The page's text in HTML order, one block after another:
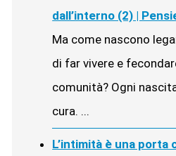
dall’interno (2) |
Ma come nascono
di far vivere e
comunità? Ogni
cura. ...
L’intimità è una porta